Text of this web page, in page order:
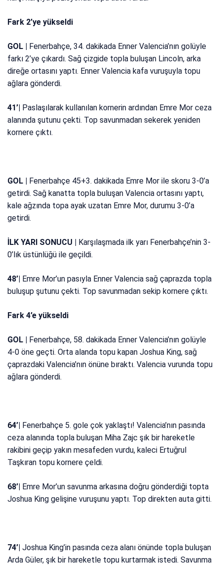
Fark 2’ye yükseldi
GOL | Fenerbahçe, 34. dakikada Enner Valencia’nın golüyle
farkı 2’ye çıkardı. Sağ çizgide topla buluşan Lincoln, arka
direğe ortasını yaptı. Enner Valencia kafa vuruşuyla topu
ağlara gönderdi.
41’| Paslaşılarak kullanılan kornerin ardından Emre Mor ceza
alanında şutunu çekti. Top savunmadan sekerek yeniden
kornere çıktı.
GOL | Fenerbahçe 45+3. dakikada Emre Mor ile skoru 3-0’a
getirdi. Sağ kanatta topla buluşan Valencia ortasını yaptı,
kale ağzında topa ayak uzatan Emre Mor, durumu 3-0’a
getirdi.
İLK YARI SONUCU | Karşılaşmada ilk yarı Fenerbahçe’nin 3-
0’lık üstünlüğü ile geçildi.
48’| Emre Mor’un pasıyla Enner Valencia sağ çaprazda topla
buluşup şutunu çekti. Top savunmadan sekip kornere çıktı.
Fark 4’e yükseldi
GOL | Fenerbahçe, 58. dakikada Enner Valencia’nın golüyle
4-0 öne geçti. Orta alanda topu kapan Joshua King, sağ
çaprazdaki Valencia’nın önüne bıraktı. Valencia vurunda topu
ağlara gönderdi.
64’| Fenerbahçe 5. gole çok yaklaştı! Valencia’nın pasında
ceza alanında topla buluşan Miha Zajc şık bir hareketle
rakibini geçip yakın mesafeden vurdu, kaleci Ertuğrul
Taşkıran topu kornere çeldi.
68’| Emre Mor’un savunma arkasına doğru gönderdiği topta
Joshua King gelişine vuruşunu yaptı. Top direkten auta gitti.
74’| Joshua King’in pasında ceza alanı önünde topla buluşan
Arda Güler, şık bir hareketle topu kurtarmak istedi. Savunma